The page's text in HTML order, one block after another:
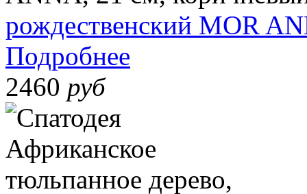
рождественский MOR
Подробнее
2460 руб